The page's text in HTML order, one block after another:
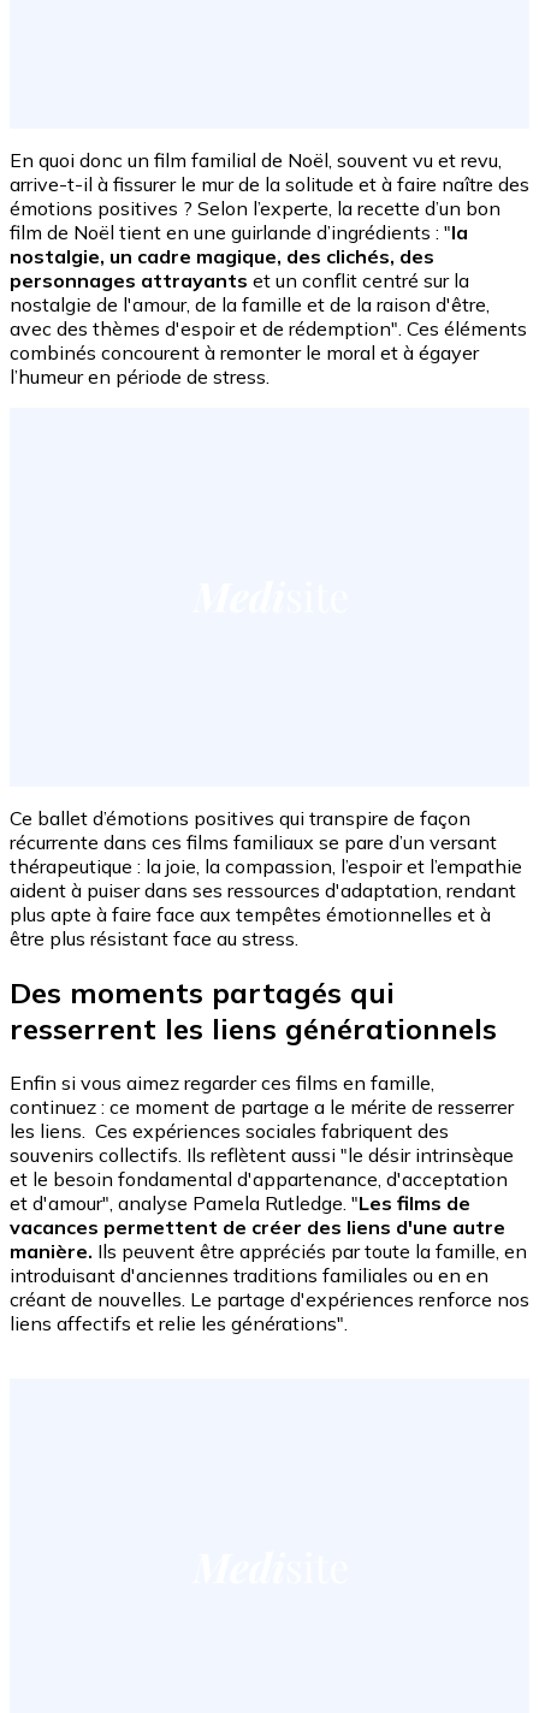
En quoi donc un film familial de Noël, souvent vu et revu,
arrive-t-il à fissurer le mur de la solitude et à faire naître des
émotions positives ? Selon l’experte, la recette d’un bon
film de Noël tient en une guirlande d’ingrédients : "la
nostalgie, un cadre magique, des clichés, des
personnages attrayants et un conflit centré sur la
nostalgie de l'amour, de la famille et de la raison d'être,
avec des thèmes d'espoir et de rédemption". Ces éléments
combinés concourent à remonter le moral et à égayer
l’humeur en période de stress.
Ce ballet d’émotions positives qui transpire de façon
récurrente dans ces films familiaux se pare d’un versant
thérapeutique : la joie, la compassion, l’espoir et l’empathie
aident à puiser dans ses ressources d'adaptation, rendant
plus apte à faire face aux tempêtes émotionnelles et à
être plus résistant face au stress.
Des moments partagés qui
resserrent les liens générationnels
Enfin si vous aimez regarder ces films en famille,
continuez : ce moment de partage a le mérite de resserrer
les liens. Ces expériences sociales fabriquent des
souvenirs collectifs. Ils reflètent aussi "le désir intrinsèque
et le besoin fondamental d'appartenance, d'acceptation
et d'amour", analyse Pamela Rutledge. "Les films de
vacances permettent de créer des liens d'une autre
manière. Ils peuvent être appréciés par toute la famille, en
introduisant d'anciennes traditions familiales ou en en
créant de nouvelles. Le partage d'expériences renforce nos
liens affectifs et relie les générations".